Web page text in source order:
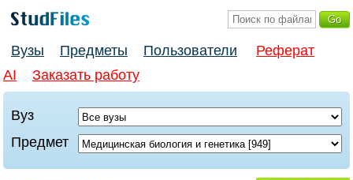
Вузы Предметы Пользователи
Реферат
AI
Заказать работу
Вуз
Предмет